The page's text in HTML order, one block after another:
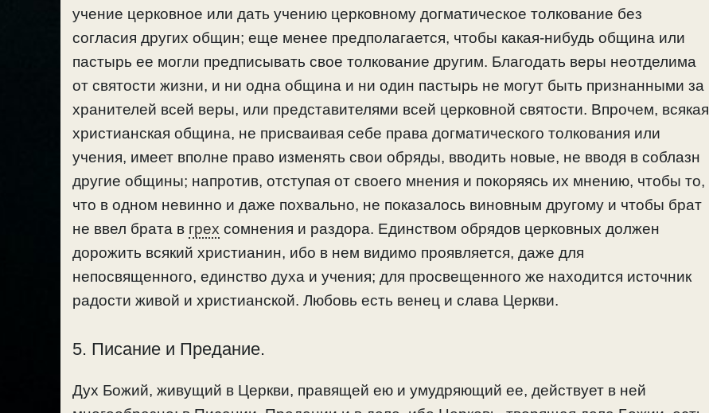
учение церковное или дать учению церковному догматическое толкование без
согласия других общин; еще менее предполагается, чтобы какая-нибудь община или
пастырь ее могли предписывать свое толкование другим. Благодать веры неотделима
от святости жизни, и ни одна община и ни один пастырь не могут быть признанными за
хранителей всей веры, или представителями всей церковной святости. Впрочем, всякая
христианская община, не присваивая себе права догматического толкования или
учения, имеет вполне право изменять свои обряды, вводить новые, не вводя в соблазн
другие общины; напротив, отступая от своего мнения и покоряясь их мнению, чтобы то,
что в одном невинно и даже похвально, не показалось виновным другому и чтобы брат
не ввел брата в грех сомнения и раздора. Единством обрядов церковных должен
дорожить всякий христианин, ибо в нем видимо проявляется, даже для
непосвященного, единство духа и учения; для просвещенного же находится источник
радости живой и христианской. Любовь есть венец и слава Церкви.
5. Писание и Предание.
Дух Божий, живущий в Церкви, правящей ею и умудряющий ее, действует в ней